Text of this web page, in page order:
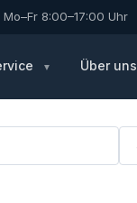
Mo–Fr 8:00–17:00 Uhr
Über uns